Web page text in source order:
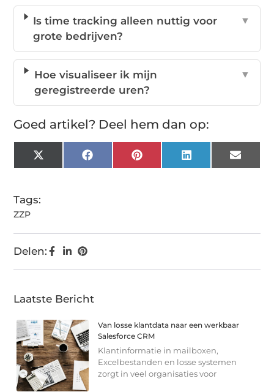
Is time tracking alleen nuttig voor
grote bedrijven?
▼
Hoe visualiseer ik mijn
geregistreerde uren?
▼
Goed artikel? Deel hem dan op:
X
(Twitter)
FacebookPinterest LinkedIn Email
Tags:
ZZP
Delen:
Laatste Bericht
Van losse klantdata naar een werkbaar
Salesforce CRM
Klantinformatie in mailboxen,
Excelbestanden en losse systemen
zorgt in veel organisaties voor